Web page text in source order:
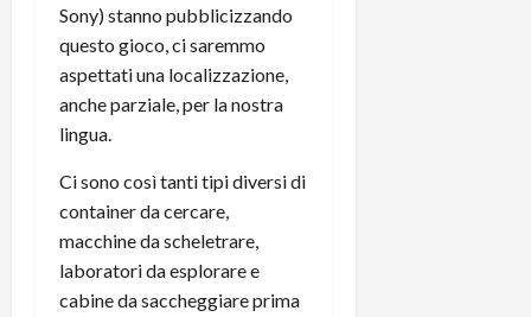
Sony) stanno pubblicizzando
questo gioco, ci saremmo
aspettati una localizzazione,
anche parziale, per la nostra
lingua.
Ci sono così tanti tipi diversi di
container da cercare,
macchine da scheletrare,
laboratori da esplorare e
cabine da saccheggiare prima